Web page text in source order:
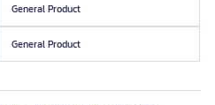
General Product
General Product